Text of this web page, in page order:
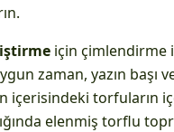
için çimlendirme
zaman, yazın başı
içerisindeki torfuların
elenmiş torflu